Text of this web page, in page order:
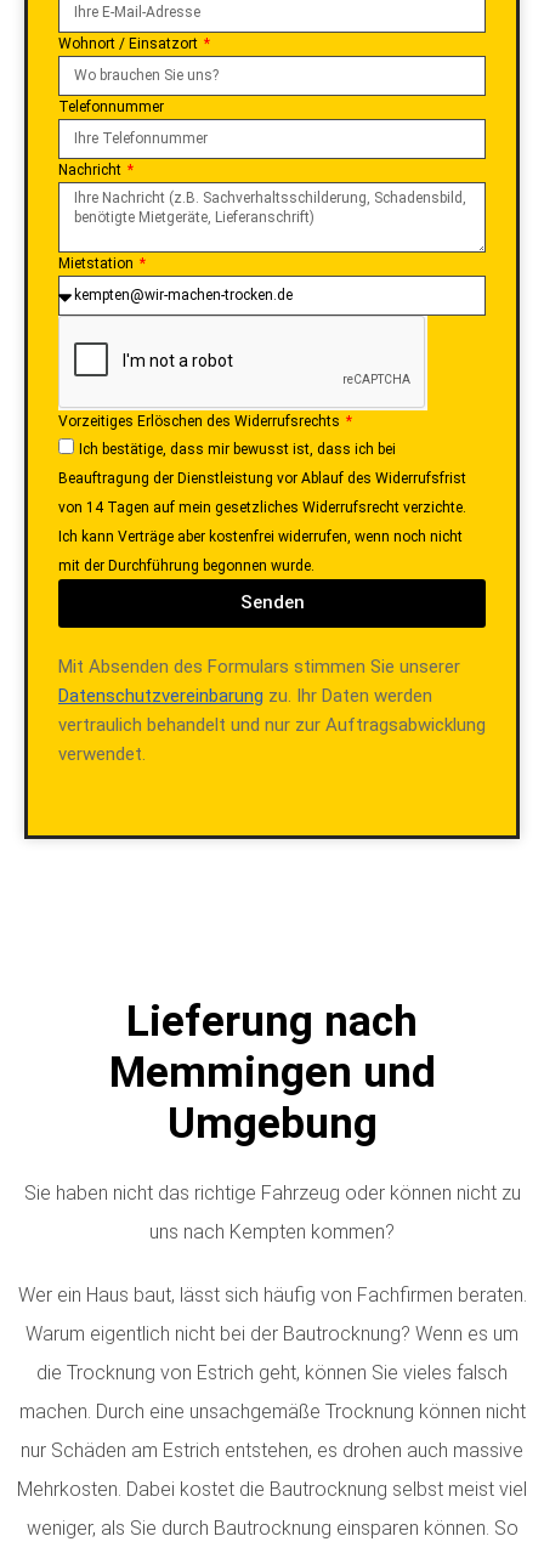
Wohnort / Einsatzort
Telefonnummer
Nachricht
Mietstation
Vorzeitiges Erlöschen des Widerrufsrechts
Ich bestätige, dass mir bewusst ist, dass ich bei
Beauftragung der Dienstleistung vor Ablauf des Widerrufsfrist
von 14 Tagen auf mein gesetzliches Widerrufsrecht verzichte.
Ich kann Verträge aber kostenfrei widerrufen, wenn noch nicht
mit der Durchführung begonnen wurde.
Senden
Mit Absenden des Formulars stimmen Sie unserer
Datenschutzvereinbarung zu. Ihr Daten werden
vertraulich behandelt und nur zur Auftragsabwicklung
verwendet.
Lieferung nach
Memmingen und
Umgebung
Sie haben nicht das richtige Fahrzeug oder können nicht zu
uns nach Kempten kommen?
Wer ein Haus baut, lässt sich häufig von Fachfirmen beraten.
Warum eigentlich nicht bei der Bautrocknung? Wenn es um
die Trocknung von Estrich geht, können Sie vieles falsch
machen. Durch eine unsachgemäße Trocknung können nicht
nur Schäden am Estrich entstehen, es drohen auch massive
Mehrkosten. Dabei kostet die Bautrocknung selbst meist viel
weniger, als Sie durch Bautrocknung einsparen können. So